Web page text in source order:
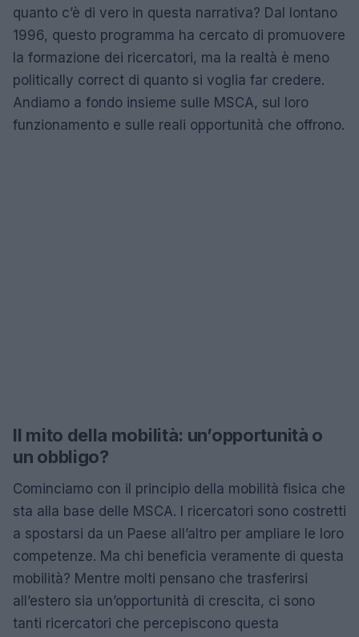
quanto c’è di vero in questa narrativa? Dal lontano
1996, questo programma ha cercato di promuovere
la formazione dei ricercatori, ma la realtà è meno
politically correct di quanto si voglia far credere.
Andiamo a fondo insieme sulle MSCA, sul loro
funzionamento e sulle reali opportunità che offrono.
Il mito della mobilità: un’opportunità o
un obbligo?
Cominciamo con il principio della mobilità fisica che
sta alla base delle MSCA. I ricercatori sono costretti
a spostarsi da un Paese all’altro per ampliare le loro
competenze. Ma chi beneficia veramente di questa
mobilità? Mentre molti pensano che trasferirsi
all’estero sia un’opportunità di crescita, ci sono
tanti ricercatori che percepiscono questa